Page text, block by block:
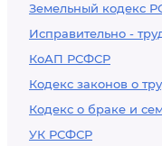
Земельный кодекс
Исправительно -
КоАП РСФСР
Кодекс законов о
Кодекс о браке и
УК РСФСР